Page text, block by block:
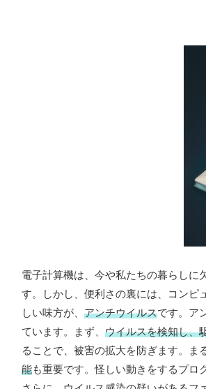
電子計算機は、今や私たちの暮らしに
す。しかし、便利さの裏には、コンピ
しい味方が、 アンチウイルスです。ア
ています。まず、 ウイルスを検知し、
ることで、被害の拡大を防ぎます。ま
能も重要です。怪しい動きをするプロ